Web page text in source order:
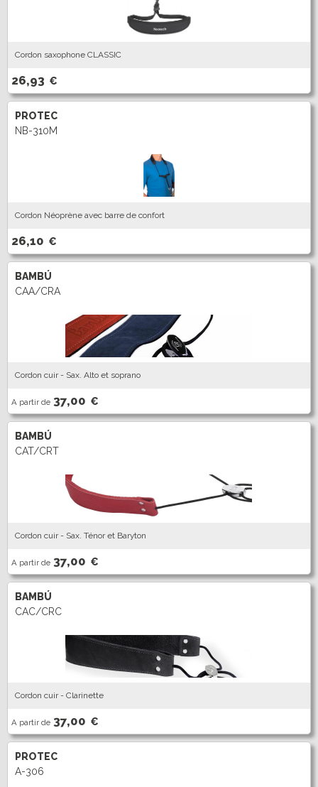
Cordon saxophone CLASSIC
26,93 €
PROTEC
NB-310M
Cordon Néoprène avec barre de confort
26,10 €
BAMBÚ
CAA/CRA
Cordon cuir - Sax. Alto et soprano
A partir de 37,00 €
BAMBÚ
CAT/CRT
Cordon cuir - Sax. Ténor et Baryton
A partir de 37,00 €
BAMBÚ
CAC/CRC
Cordon cuir - Clarinette
A partir de 37,00 €
PROTEC
A-306